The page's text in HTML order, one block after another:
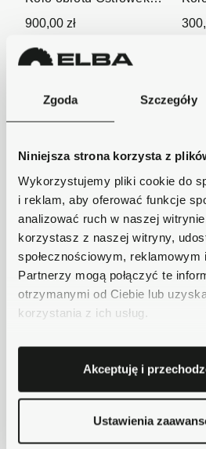
Zgoda Szczegóły
Niniejsza strona korzysta z
Wykorzystujemy pliki cookie do
i reklam, aby oferować funkcje
analizować ruch w naszej
korzystasz z naszej witryny,
społecznościowym, reklamowym
Partnerzy mogą połączyć te
otrzymanymi od Ciebie lub
korzystania z ich usług.
Akceptuję i
Ustawienia
NK
900,00 zł
2 L-
Koło zębate (satelita )
zwolnicy
920,00 zł
Z-